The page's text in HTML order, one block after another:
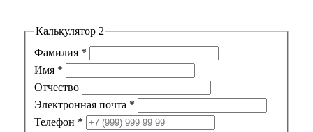
Калькулятор 2
Фамилия *
Имя *
Отчество
Электронная почта *
Телефон *